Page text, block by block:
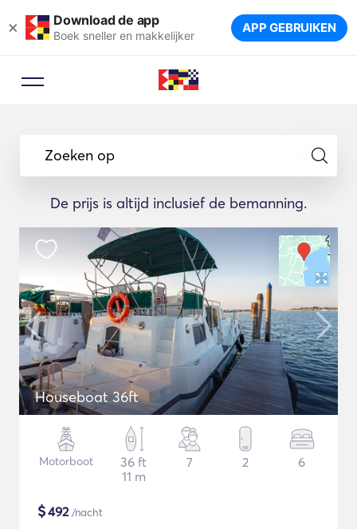
× Download de app
Boek sneller en makkelijker APP GEBRUIKEN
Zoeken op
De prijs is altijd inclusief de bemanning.
Houseboat 36ft
Motorboot
36 ft
11 m
7 2 6
$492/nacht